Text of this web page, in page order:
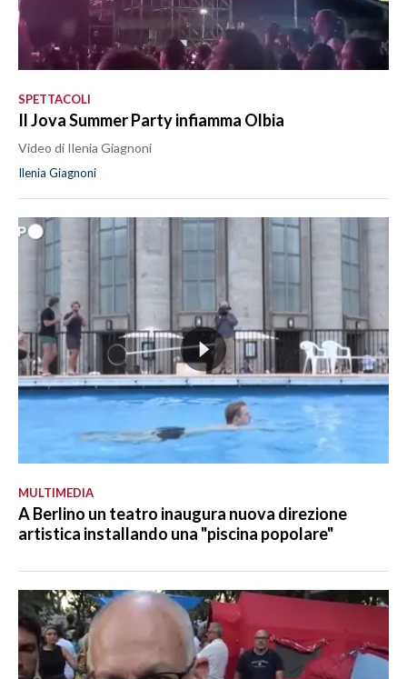
SPETTACOLI
Il Jova Summer Party infiamma Olbia
Video di Ilenia Giagnoni
Ilenia Giagnoni
MULTIMEDIA
A Berlino un teatro inaugura nuova direzione
artistica installando una "piscina popolare"